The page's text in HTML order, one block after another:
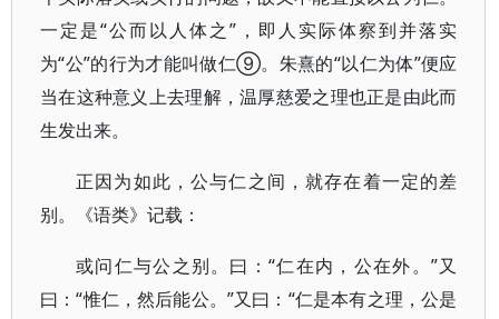
一定是“公而以人体之”，即人实际体察到并落实
为“公”的行为才能叫做仁⑨。朱熹的“以仁为体”便应
当在这种意义上去理解，温厚慈爱之理也正是由此而
生发出来。
正因为如此，公与仁之间，就存在着一定的差
别。《语类》记载：
或问仁与公之别。曰：“仁在内，公在外。”又
曰：“惟仁，然后能公。”又曰：“仁是本有之理，公是